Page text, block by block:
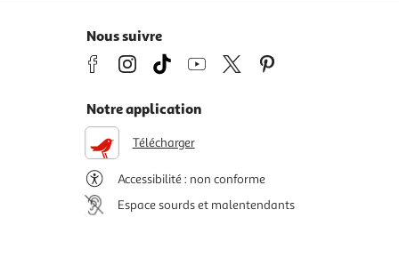
Nous suivre
Notre application
Télécharger
Accessibilité : non conforme
Espace sourds et malentendants